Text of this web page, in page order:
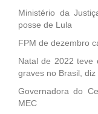
Ministério da
posse de Lula
FPM de dezembro
Natal de 2022 teve
graves no Brasil, diz
Governadora do
MEC